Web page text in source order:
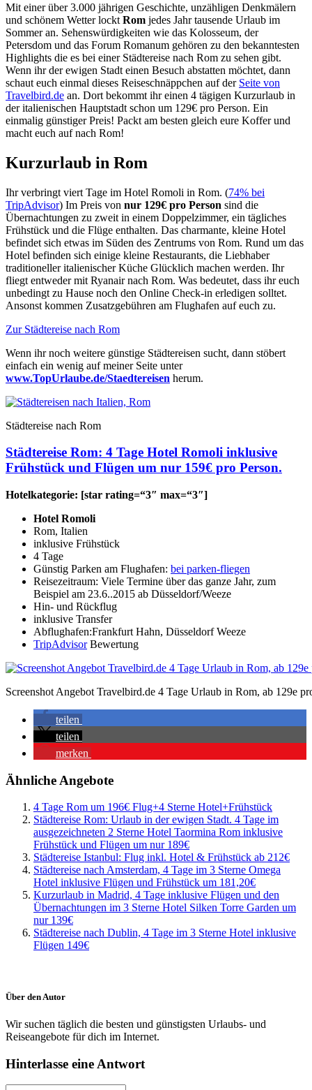
Mit einer über 3.000 jährigen Geschichte, unzähligen Denkmälern
und schönem Wetter lockt Rom jedes Jahr tausende Urlaub im
Sommer an. Sehenswürdigkeiten wie das Kolosseum, der
Petersdom und das Forum Romanum gehören zu den bekanntesten
Highlights die es bei einer Städtereise nach Rom zu sehen gibt.
Wenn ihr der ewigen Stadt einen Besuch abstatten möchtet, dann
schaut euch einmal dieses Reiseschnäppchen auf der Seite von
Travelbird.de an. Dort bekommt ihr einen 4 tägigen Kurzurlaub in
der italienischen Hauptstadt schon um 129€ pro Person. Ein
einmalig günstiger Preis! Packt am besten gleich eure Koffer und
macht euch auf nach Rom!
Kurzurlaub in Rom
Ihr verbringt viert Tage im Hotel Romoli in Rom. (74% bei
TripAdvisor) Im Preis von nur 129€ pro Person sind die
Übernachtungen zu zweit in einem Doppelzimmer, ein tägliches
Frühstück und die Flüge enthalten. Das charmante, kleine Hotel
befindet sich etwas im Süden des Zentrums von Rom. Rund um das
Hotel befinden sich einige kleine Restaurants, die Liebhaber
traditioneller italienischer Küche Glücklich machen werden. Ihr
fliegt entweder mit Ryanair nach Rom. Was bedeutet, dass ihr euch
unbedingt zu Hause noch den Online Check-in erledigen solltet.
Ansonst kommen Zusatzgebühren am Flughafen auf euch zu.
Zur Städtereise nach Rom
Wenn ihr noch weitere günstige Städtereisen sucht, dann stöbert
einfach ein wenig auf meiner Seite unter
www.TopUrlaube.de/Staedtereisen herum.
Städtereise nach Rom
Städtereise Rom: 4 Tage Hotel Romoli inklusive
Frühstück und Flügen um nur 159€ pro Person.
Hotelkategorie: [star rating=“3″ max=“3″]
Hotel Romoli
Rom, Italien
inklusive Frühstück
4 Tage
Günstig Parken am Flughafen: bei parken-fliegen
Reisezeitraum: Viele Termine über das ganze Jahr, zum
Beispiel am 23.6..2015 ab Düsseldorf/Weeze
Hin- und Rückflug
inklusive Transfer
Abflughafen:Frankfurt Hahn, Düsseldorf Weeze
TripAdvisorBewertung
Screenshot Angebot Travelbird.de 4 Tage Urlaub in Rom, ab 129e
teilen
teilen
merken
Ähnliche Angebote
4 Tage Rom um 196€ Flug+4 Sterne Hotel+Frühstück
Städtereise Rom: Urlaub in der ewigen Stadt. 4 Tage im
ausgezeichneten 2 Sterne Hotel Taormina Rom inklusive
Frühstück und Flügen um nur 189€
Städtereise Istanbul: Flug inkl. Hotel & Frühstück ab 212€
Städtereise nach Amsterdam, 4 Tage im 3 Sterne Omega
Hotel inklusive Flügen und Frühstück um 181,20€
Kurzurlaub in Madrid, 4 Tage inklusive Flügen und den
Übernachtungen im 3 Sterne Hotel Silken Torre Garden um
nur 139€
Städtereise nach Dublin, 4 Tage im 3 Sterne Hotel inklusive
Flügen 149€
Über den Autor
Wir suchen täglich die besten und günstigsten Urlaubs- und
Reiseangebote für dich im Internet.
Hinterlasse eine Antwort